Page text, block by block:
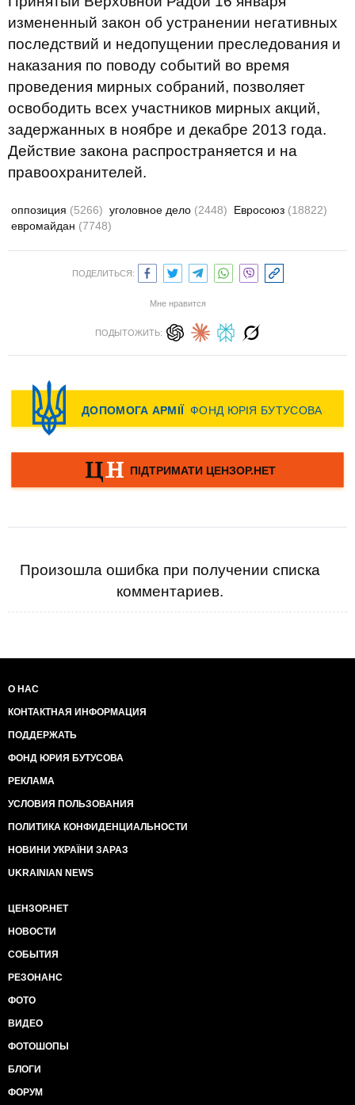
измененный закон об устранении негативных
последствий и недопущении преследования и
наказания по поводу событий во время
проведения мирных собраний, позволяет
освободить всех участников мирных акций,
задержанных в ноябре и декабре 2013 года.
Действие закона распространяется и на
правоохранителей.
оппозиция (5266) уголовное дело (2448) Евросоюз (18822)
евромайдан (7748)
ПОДЕЛИТЬСЯ:
Мне нравится
ПОДЫТОЖИТЬ:
Произошла ошибка при получении списка
комментариев.
О НАС
КОНТАКТНАЯ ИНФОРМАЦИЯ
ПОДДЕРЖАТЬ
ФОНД ЮРИЯ БУТУСОВА
РЕКЛАМА
УСЛОВИЯ ПОЛЬЗОВАНИЯ
ПОЛИТИКА КОНФИДЕНЦИАЛЬНОСТИ
НОВИНИ УКРАЇНИ ЗАРАЗ
UKRAINIAN NEWS
ЦЕНЗОР.НЕТ
НОВОСТИ
СОБЫТИЯ
РЕЗОНАНС
ФОТО
ВИДЕО
ФОТОШОПЫ
БЛОГИ
ФОРУМ